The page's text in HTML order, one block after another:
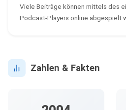
Viele Beiträge können mittels des
Podcast-Players online abgespielt
Zahlen & Fakten